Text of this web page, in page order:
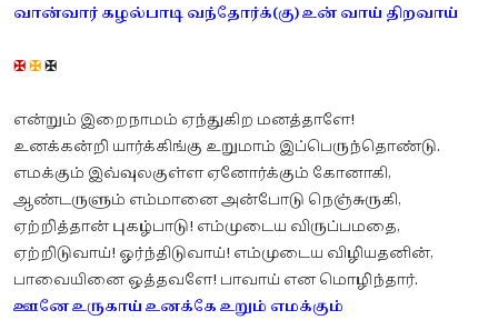
வான்வார் கழல்பாடி வந்தோர்க்(கு) உன் வாய் திறவாய்
✠✠✠
என்றும் இறைநாமம் ஏந்துகிற மனத்தாளே!
உனக்கன்றி யார்க்கிங்கு உறுமாம் இப்பெருந்தொண்டு.
எமக்கும் இவ்வுலகுள்ள ஏனோர்க்கும் கோனாகி,
ஆண்டருளும் எம்மானை அன்போடு நெஞ்சுருகி,
ஏற்றித்தான் புகழ்பாடு! எம்முடைய விருப்பமதை,
ஏற்றிடுவாய்! ஓர்ந்திடுவாய்! எம்முடைய விழியதனின்,
பாவையினை ஒத்தவளே! பாவாய் என மொழிந்தார்.
ஊனே உருகாய் உனக்கே உறும் எமக்கும்